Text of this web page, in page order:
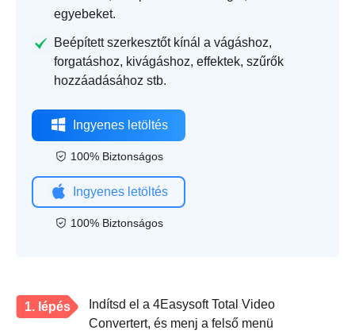
egyebeket.
Beépített szerkesztőt kínál a vágáshoz,
forgatáshoz, kivágáshoz, effektek, szűrők
hozzáadásához stb.
Ingyenes letöltés
100% Biztonságos
Ingyenes letöltés
100% Biztonságos
1. lépés
Indítsd el a 4Easysoft Total Video
Convertert, és menj a felső menü